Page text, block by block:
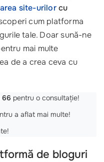
site-urilorcu
cum platforma
tale. Doar sună-ne
mai multe
de a crea ceva cu
66 pentru o consultație!
a aflat mai multe!
de bloguri